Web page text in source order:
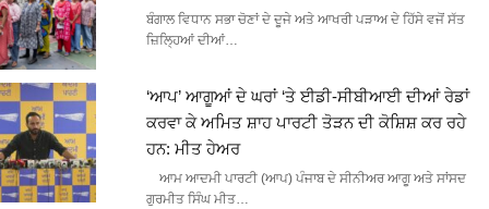
ਬੰਗਾਲ ਵਿਧਾਨ ਸਭਾ ਚੋਣਾਂ ਦੇ ਦੂਜੇ ਅਤੇ ਆਖਰੀ ਪੜਾਅ ਦੇ ਹਿੱਸੇ ਵਜੋਂ ਸੱਤ
ਜ਼ਿਲ੍ਹਿਆਂ ਦੀਆਂ…
‘ਆਪ’ ਆਗੂਆਂ ਦੇ ਘਰਾਂ ‘ਤੇ ਈਡੀ-ਸੀਬੀਆਈ ਦੀਆਂ ਰੇਡਾਂ
ਕਰਵਾ ਕੇ ਅਮਿਤ ਸ਼ਾਹ ਪਾਰਟੀ ਤੋੜਨ ਦੀ ਕੋਸ਼ਿਸ਼ ਕਰ ਰਹੇ
ਹਨ: ਮੀਤ ਹੇਅਰ
ਆਮ ਆਦਮੀ ਪਾਰਟੀ (ਆਪ) ਪੰਜਾਬ ਦੇ ਸੀਨੀਅਰ ਆਗੂ ਅਤੇ ਸਾਂਸਦ
ਗੁਰਮੀਤ ਸਿੰਘ ਮੀਤ…